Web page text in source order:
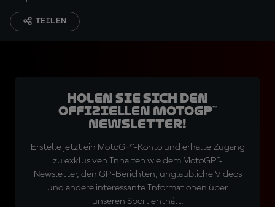
TEILEN
Holen Sie sich den
offiziellen MotoGP™
Newsletter!
Erstelle jetzt ein MotoGP™-Konto und erhalte Zugang
zu exklusiven Inhalten wie dem MotoGP™-
Newsletter, den GP-Berichten, unglaubliche Videos
und andere interessante Informationen über
unseren Sport enthält.